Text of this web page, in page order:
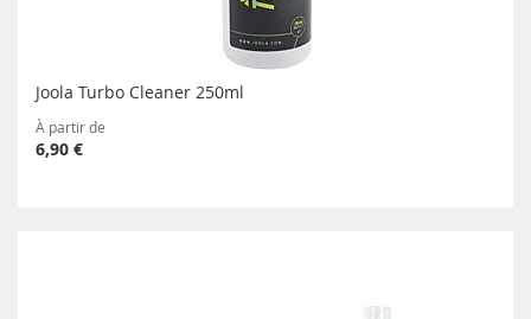
Joola Turbo Cleaner 250ml
À partir de
6,90 €